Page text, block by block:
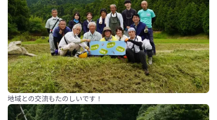
地域との交流もたのしいです！